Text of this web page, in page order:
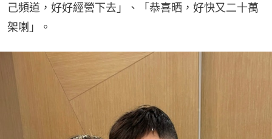
己頻道，好好經營下去」、「恭喜晒，好快又二十萬
架喇」。